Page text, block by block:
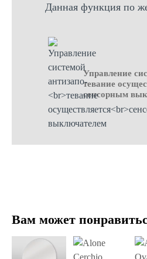
Вам может
Данная функция по
Управление
тевание
сенсорным